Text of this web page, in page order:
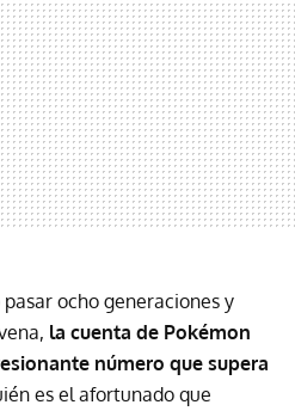
ocho generaciones y
la cuenta de Pokémon
número que supera
es el afortunado que